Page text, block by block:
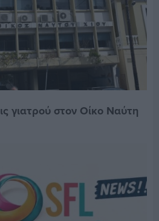
γιατρού στον Οίκο Ναύτη